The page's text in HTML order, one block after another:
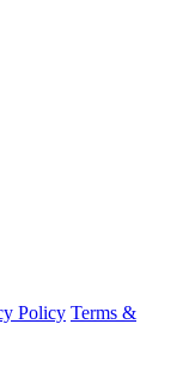
Policy Terms &